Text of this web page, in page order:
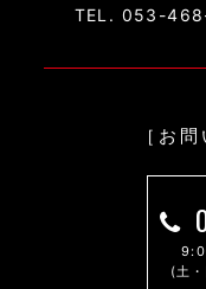
TEL. 053-
［お
(土